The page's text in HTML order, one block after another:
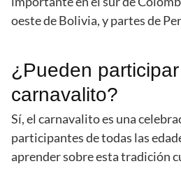
oeste de Bolivia, y partes de
¿Pueden
carnavalito?
Sí, el carnavalito es una
participantes de todas las
aprender sobre esta tradición